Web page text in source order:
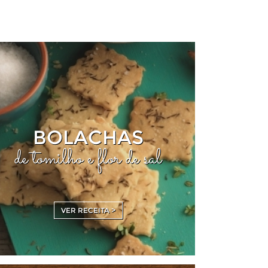
BOLACHAS
de tomilho e flor de sal
VER RECEITA >